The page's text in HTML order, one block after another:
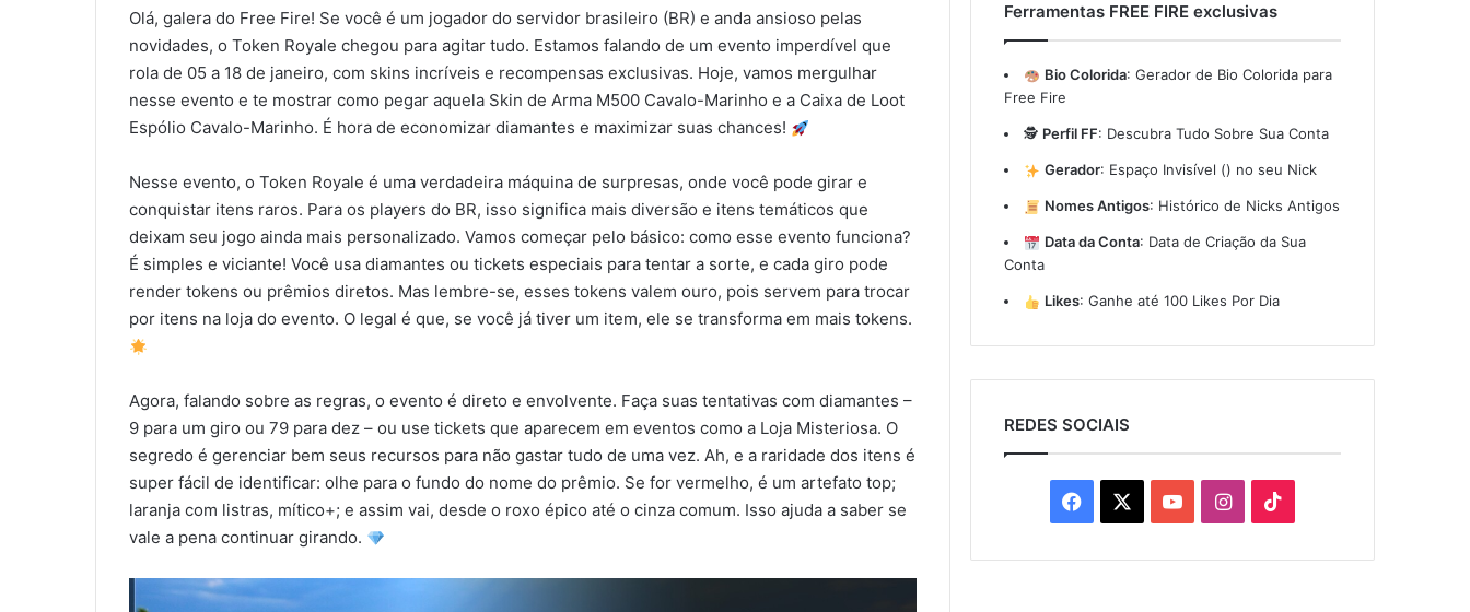
Olá, galera do Free Fire! Se você é um jogador do servidor brasileiro (BR) e anda ansioso pelas
novidades, o Token Royale chegou para agitar tudo. Estamos falando de um evento imperdível que
rola de 05 a 18 de janeiro, com skins incríveis e recompensas exclusivas. Hoje, vamos mergulhar
nesse evento e te mostrar como pegar aquela Skin de Arma M500 Cavalo-Marinho e a Caixa de Loot
Espólio Cavalo-Marinho. É hora de economizar diamantes e maximizar suas chances!
Nesse evento, o Token Royale é uma verdadeira máquina de surpresas, onde você pode girar e
conquistar itens raros. Para os players do BR, isso significa mais diversão e itens temáticos que
deixam seu jogo ainda mais personalizado. Vamos começar pelo básico: como esse evento funciona?
É simples e viciante! Você usa diamantes ou tickets especiais para tentar a sorte, e cada giro pode
render tokens ou prêmios diretos. Mas lembre-se, esses tokens valem ouro, pois servem para trocar
por itens na loja do evento. O legal é que, se você já tiver um item, ele se transforma em mais tokens.
Agora, falando sobre as regras, o evento é direto e envolvente. Faça suas tentativas com diamantes –
9 para um giro ou 79 para dez – ou use tickets que aparecem em eventos como a Loja Misteriosa. O
segredo é gerenciar bem seus recursos para não gastar tudo de uma vez. Ah, e a raridade dos itens é
super fácil de identificar: olhe para o fundo do nome do prêmio. Se for vermelho, é um artefato top;
laranja com listras, mítico+; e assim vai, desde o roxo épico até o cinza comum. Isso ajuda a saber se
vale a pena continuar girando.
Ferramentas FREE FIRE exclusivas
Bio Colorida: Gerador de Bio Colorida para
Free Fire
🕵️ Perfil FF: Descubra Tudo Sobre Sua Conta
Gerador: Espaço Invisível (ㅤ) no seu Nick
Nomes Antigos: Histórico de Nicks Antigos
Data da Conta: Data de Criação da Sua
Conta
Likes: Ganhe até 100 Likes Por Dia
REDES SOCIAIS
Facebook YouTubeInstagram